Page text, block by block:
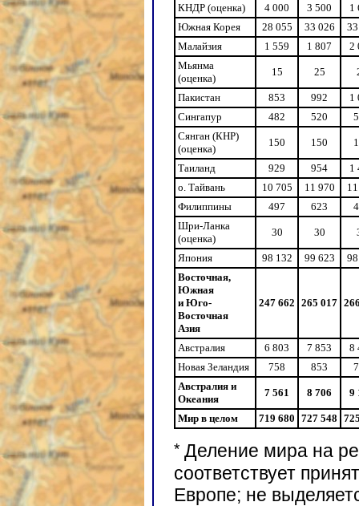
КНДР (оценка)
4 000 3 500
1
Южная Корея
28 055 33 026
Малайзия
1 559 1 807
2
Мьянма
(оценка)
15 25
Пакистан 853 992
1
Сингапур
482 520
Сянган (КНР)
(оценка)
150 150
Таиланд 929 954
1
о. Тайвань
10 705 11 970
Филиппины
497 623
Шри-Ланка
(оценка)
30 30
Япония 98 132 99 623
Восточная,
Южная
и Юго-
Восточная
Азия
247 662 265 017
Австралия 6 803 7 853
8
Новая Зеландия
758 853
Австралия и
Океания
7 561 8 706 9
Мир в целом 719 680 727 548
* Деление мира на
соответствует
Европе; не